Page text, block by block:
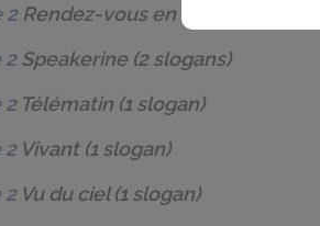
2 Rendez-vous en terre inconnue
2 Speakerine(2 slogans)
2 Télématin (1 slogan)
2 Vivant(1 slogan)
2 Vu du ciel(1 slogan)